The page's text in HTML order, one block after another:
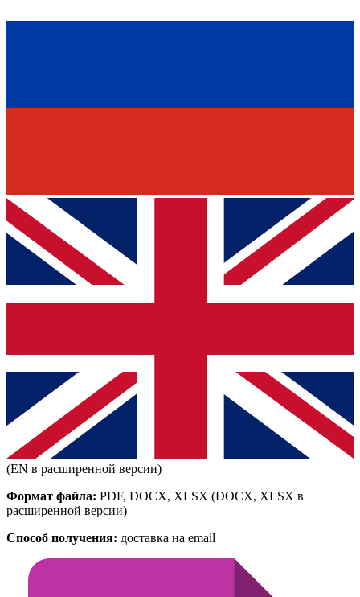
(EN в расширенной версии)
Формат файла: PDF, DOCX, XLSX (DOCX, XLSX в
расширенной версии)
Способ получения: доставка на email